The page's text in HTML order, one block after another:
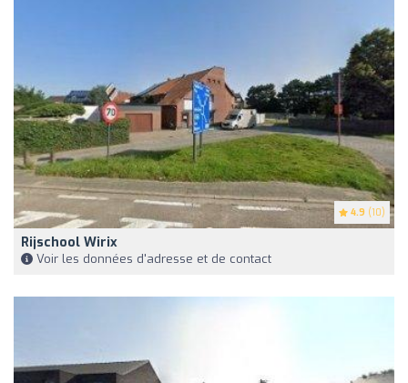
4.9 (10)
Rijschool Wirix
Voir les données d'adresse et de contact